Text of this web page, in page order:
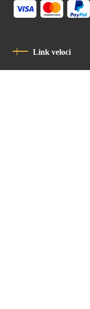
Link veloci